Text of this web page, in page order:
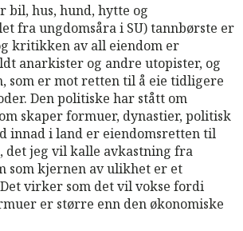
bil, hus, hund, hytte og
fra ungdomsåra i SU) tannbørste er
kritikken av all eiendom er
anarkister og andre utopister, og
som er mot retten til å eie tidligere
Den politiske har stått om
skaper formuer, dynastier, politisk
innad i land er eiendomsretten til
jeg vil kalle avkastning fra
som kjernen av ulikhet er et
virker som det vil vokse fordi
er større enn den økonomiske